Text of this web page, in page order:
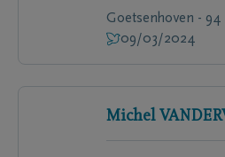
Goetsenhoven - 94
09/03/2024
Michel